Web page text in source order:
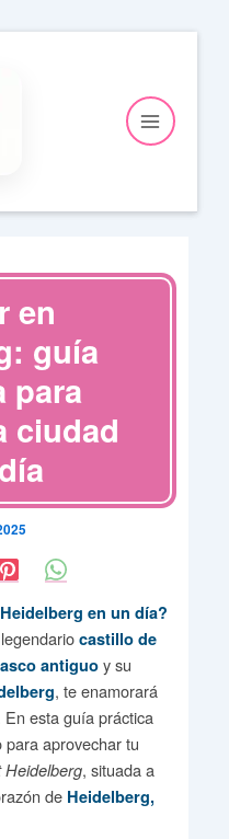
en
guía
para
ciudad
en un día?
castillo de
antiguoy su
, te enamorará
esta guía práctica
aprovechar tu
Heidelberg, situada a
de Heidelberg,